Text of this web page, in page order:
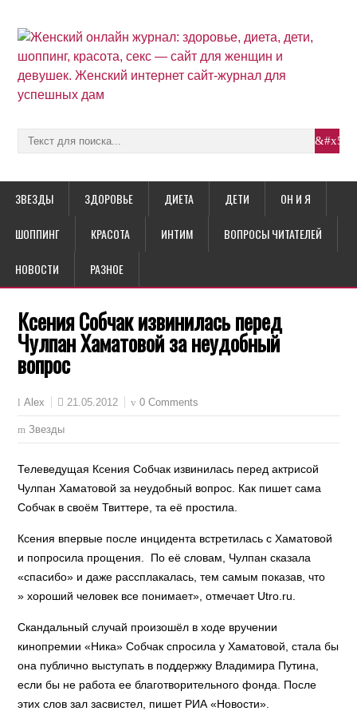
ЗВЕЗДЫ ЗДОРОВЬЕ ДИЕТА ДЕТИ ОН И Я
ШОППИНГ КРАСОТА ИНТИМ ВОПРОСЫ ЧИТАТЕЛЕЙ
НОВОСТИ РАЗНОЕ
Ксения Собчак извинилась перед
Чулпан Хаматовой за неудобный
вопрос
Alex 21.05.2012 0 Comments
Звезды
Телеведущая Ксения Собчак извинилась перед актрисой
Чулпан Хаматовой за неудобный вопрос. Как пишет сама
Собчак в своём Твиттере, та её простила.
Ксения впервые после инцидента встретилась с Хаматовой
и попросила прощения. По её словам, Чулпан сказала
«спасибо» и даже рассплакалась, тем самым показав, что
» хороший человек все понимает», отмечает Utro.ru.
Скандальный случай произошёл в ходе вручении
кинопремии «Ника» Собчак спросила у Хаматовой, стала бы
она публично выступать в поддержку Владимира Путина,
если бы не работа ее благотворительного фонда. После
этих слов зал засвистел, пишет РИА «Новости».